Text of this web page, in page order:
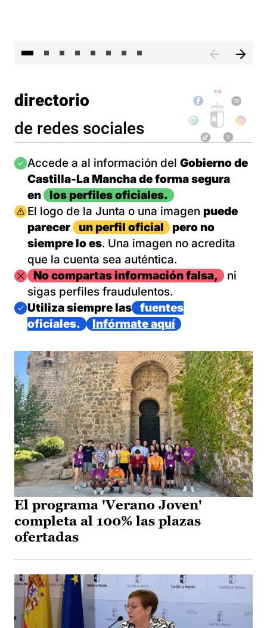
directorio
de redes sociales
Imagen
Accede a al información del Gobierno de
Castilla-La Mancha de forma segura
en
los perfiles oficiales.
Imagen
El logo de la Junta o una imagen puede
parecer
un perfil oficial
pero no
siempre lo es. Una imagen no acredita
que la cuenta sea auténtica.
ImagenNo compartas información falsa,
ni
sigas perfiles fraudulentos.
Imagen
Utiliza siempre las
fuentes
oficiales.
Infórmate aquí
El programa 'Verano Joven'
completa al 100% las plazas
ofertadas